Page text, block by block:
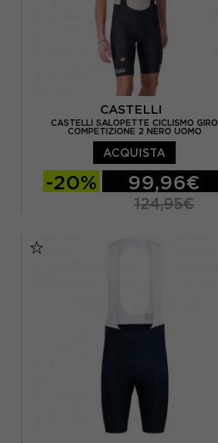
CASTELLI
CASTELLI SALOPETTE CICLISMO GIRO
COMPETIZIONE 2 NERO UOMO
ACQUISTA
-20% 99,96€
124,95€